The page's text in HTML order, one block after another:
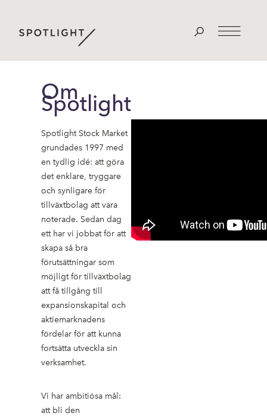
Om
Spotlight
Spotlight Stock Market
grundades 1997 med
en tydlig idé: att göra
det enklare, tryggare
och synligare för
tillväxtbolag att vara
noterade. Sedan dag
ett har vi jobbat för att
skapa så bra
förutsättningar som
möjligt för tillväxtbolag
att få tillgång till
expansionskapital och
aktiemarknadens
fördelar för att kunna
fortsätta utveckla sin
verksamhet.
Vi har ambitiösa mål:
att bli den